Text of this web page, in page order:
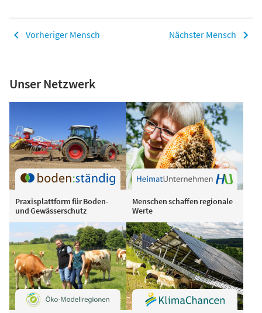
Vorheriger Mensch Nächster Mensch
Unser Netzwerk
Praxisplattform für Boden-
und Gewässerschutz
Menschen schaffen regionale
Werte